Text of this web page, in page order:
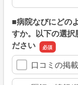
■病院なびにどの
すか。以下の選択
ださい
口コミの掲